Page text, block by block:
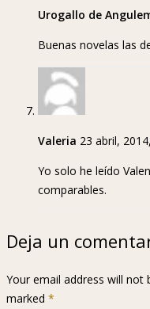
Urogallo de
Buenas novelas las
Valeria 23 abril,
Yo solo he leído
comparables.
Deja un
Your email address will not
marked *